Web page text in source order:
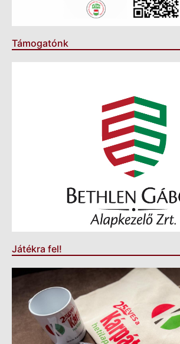
Támogatónk
Játékra fel!